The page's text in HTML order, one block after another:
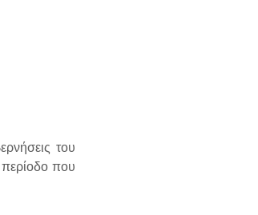
του
που